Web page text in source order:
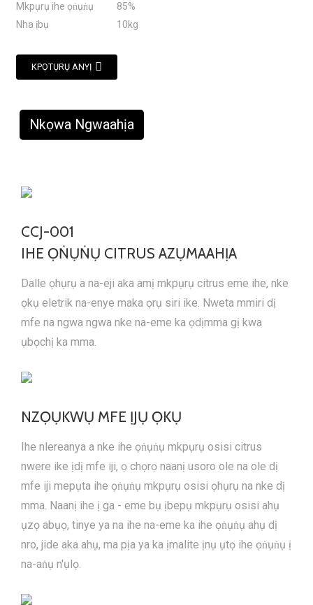
Mkpụrụ ihe ọṅụṅụ
85%
Nha ịbụ
10kg
KPỌTỤRỤ ANYỊ
Nkọwa Ngwaahịa
CCJ-001
IHE ỌṄỤṄỤ CITRUS AZỤMAAHỊA
Dalle ọhụrụ a na-eji aka amị mkpụrụ citrus eme ihe, nke
ọkụ eletrik na-enye maka ọrụ siri ike. Nweta mmiri dị
mfe na ngwa ngwa nke na-eme ka ọdịmma gị kwa
ụbọchị ka mma.
NZỌỤKWỤ MFE ỊJỤ ỌKỤ
Ihe nlereanya a nke ihe ọṅụṅụ mkpụrụ osisi citrus
nwere ike ịdị mfe iji, ọ chọrọ naanị usoro ole na ole dị
mfe iji mepụta ihe ọṅụṅụ mkpụrụ osisi ọhụrụ na nke dị
mma. Naanị ihe ị ga - eme bụ ịbepụ mkpụrụ osisi ahụ
ụzọ abụọ, tinye ya na ihe na-eme ka ihe ọṅụṅụ ahụ dị
nro, jide aka ahụ, ma pịa ya ka ịmalite ịnụ ụtọ ihe ọṅụṅụ ị
na-aṅụ n'ụlọ.